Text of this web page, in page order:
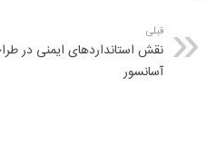
قبلی
نقش استانداردهای ایمنی در
آسانسور